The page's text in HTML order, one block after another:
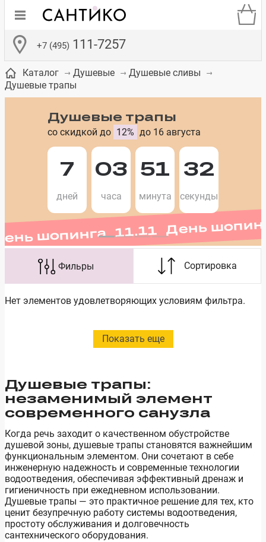
+7 (495) 111-7257
Бачки для
унитазов
Сиденья для
унитазов
Смесители для
встраиваемых
систем
Зеркало-шкаф
Полки в ванную
комнату
Комоды в
ванную комнату
Каталог Душевые
Душевые сливы
Душевые трапы
шопинга 11.11 День
Душевые трапы
со скидкой до 12% до 16 августа
7
дней
03
часа
51
минута
32
секунды
Нет элементов удовлетворяющих условиям фильтра.
Показать еще
Душевые трапы:
незаменимый элемент
современного санузла
Когда речь заходит о качественном обустройстве
душевой зоны, душевые трапы становятся важнейшим
функциональным элементом. Они сочетают в себе
инженерную надежность и современные технологии
водоотведения, обеспечивая эффективный дренаж и
гигиеничность при ежедневном использовании.
Душевые трапы — это практичное решение для тех, кто
ценит безупречную работу системы водоотведения,
простоту обслуживания и долговечность
сантехнического оборудования.